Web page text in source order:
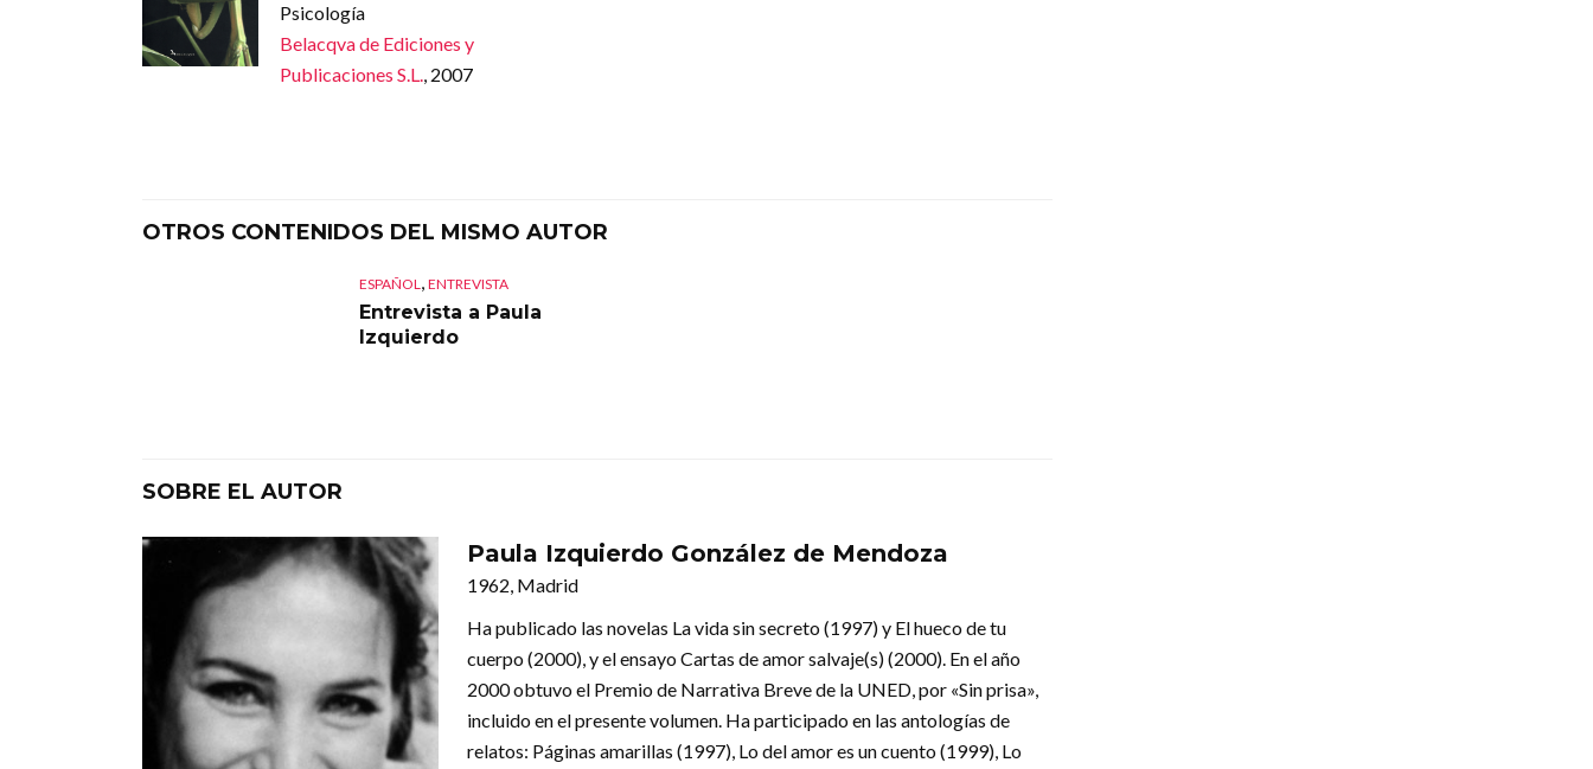
Psicología
Belacqva de Ediciones y
Publicaciones S.L., 2007
OTROS CONTENIDOS DEL MISMO AUTOR
ESPAÑOL, ENTREVISTA
Entrevista a Paula
Izquierdo
SOBRE EL AUTOR
Paula Izquierdo González de Mendoza
1962, Madrid
Ha publicado las novelas La vida sin secreto (1997) y El hueco de tu
cuerpo (2000), y el ensayo Cartas de amor salvaje(s) (2000). En el año
2000 obtuvo el Premio de Narrativa Breve de la UNED, por «Sin prisa»,
incluido en el presente volumen. Ha participado en las antologías de
relatos: Páginas amarillas (1997), Lo del amor es un cuento (1999), Lo